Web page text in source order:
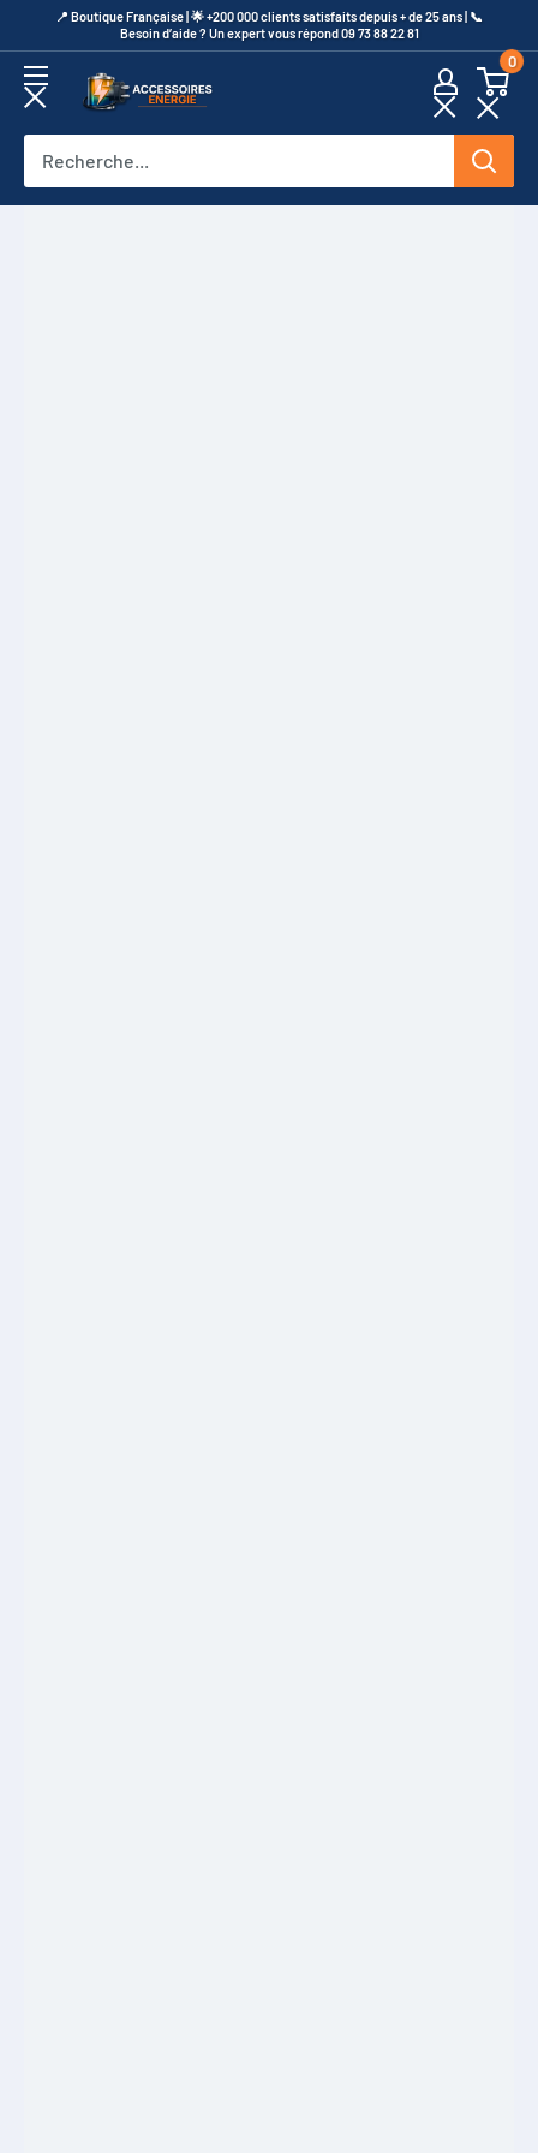
au
contenu
​📍​ Boutique Française | 🌟 +200 000 clients satisfaits depuis + de 25 ans | 📞​
Besoin d’aide ? Un expert vous répond 09 73 88 22 81
Accessoires
0